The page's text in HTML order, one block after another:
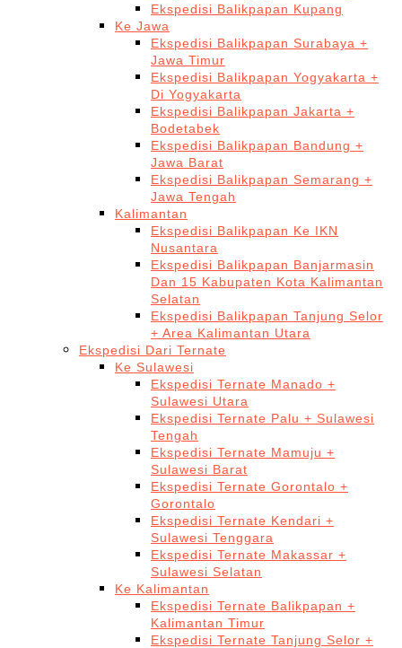
Ekspedisi Balikpapan Kupang
Ke Jawa
Ekspedisi Balikpapan Surabaya +
Jawa Timur
Ekspedisi Balikpapan Yogyakarta +
Di Yogyakarta
Ekspedisi Balikpapan Jakarta +
Bodetabek
Ekspedisi Balikpapan Bandung +
Jawa Barat
Ekspedisi Balikpapan Semarang +
Jawa Tengah
Kalimantan
Ekspedisi Balikpapan Ke IKN
Nusantara
Ekspedisi Balikpapan Banjarmasin
Dan 15 Kabupaten Kota Kalimantan
Selatan
Ekspedisi Balikpapan Tanjung Selor
+ Area Kalimantan Utara
Ekspedisi Dari Ternate
Ke Sulawesi
Ekspedisi Ternate Manado +
Sulawesi Utara
Ekspedisi Ternate Palu + Sulawesi
Tengah
Ekspedisi Ternate Mamuju +
Sulawesi Barat
Ekspedisi Ternate Gorontalo +
Gorontalo
Ekspedisi Ternate Kendari +
Sulawesi Tenggara
Ekspedisi Ternate Makassar +
Sulawesi Selatan
Ke Kalimantan
Ekspedisi Ternate Balikpapan +
Kalimantan Timur
Ekspedisi Ternate Tanjung Selor +